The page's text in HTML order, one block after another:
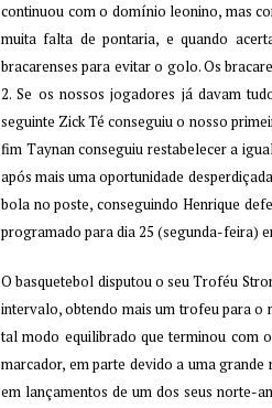
continuou com o domínio leonino, mas
muita falta de pontaria, e quando
bracarenses para evitar o golo. Os
2. Se os nossos jogadores já davam
seguinte Zick Té conseguiu o nosso
fim Taynan conseguiu restabelecer a
após mais uma oportunidade
bola no poste, conseguindo Henrique
programado para dia 25 (segunda-feira)
O basquetebol disputou o seu Troféu
intervalo, obtendo mais um trofeu para o
tal modo equilibrado que terminou com
marcador, em parte devido a uma
em lançamentos de um dos seus norte-